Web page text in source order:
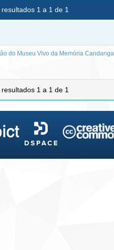
1 a 1 de 1
do Museu Vivo da Memória Candanga
1 a 1 de 1